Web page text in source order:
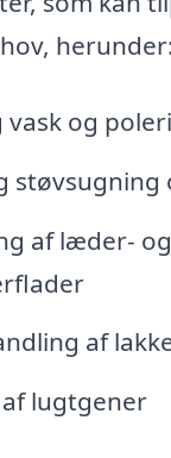
herunder:
vask og
støvsugning
af læder- og
af
lugtgener